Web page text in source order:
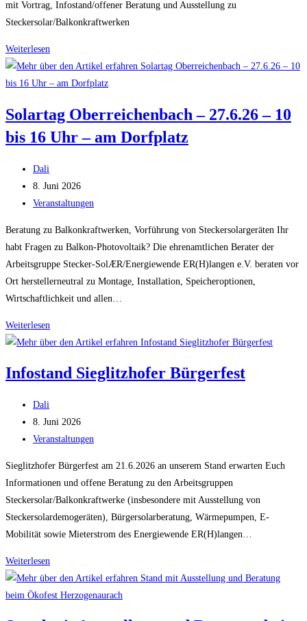
mit Vortrag, Infostand/offener Beratung und Ausstellung zu
Steckersolar/Balkonkraftwerken
Weiterlesen
und
E-
zum
Anfassen
Mobilitätstag
Buckenhof
Solartag Oberreichenbach – 27.6.26 – 10
bis 16 Uhr – am Dorfplatz
Beitrags-
Autor:
Dali
Beitrag
veröffentlicht:
8. Juni 2026
Beitrags-
Veranstaltungen
Beratung zu Balkonkraftwerken, Vorführung von Steckersolargeräten Ihr
habt Fragen zu Balkon-Photovoltaik? Die ehrenamtlichen Berater der
Arbeitsgruppe Stecker-SolÆR/Energiewende ER(H)langen e.V. beraten vor
Ort herstellerneutral zu Montage, Installation, Speicheroptionen,
Wirtschaftlichkeit und allen…
Weiterlesen
Oberreichenbach
27.6.26
bis
16
Uhr
am
Dorfplatz
Infostand Sieglitzhofer Bürgerfest
Beitrags-
Autor:
Dali
Beitrag
veröffentlicht:
8. Juni 2026
Beitrags-
Veranstaltungen
Sieglitzhofer Bürgerfest am 21.6.2026 an unserem Stand erwarten Euch
Informationen und offene Beratung zu den Arbeitsgruppen
Steckersolar/Balkonkraftwerke (insbesondere mit Ausstellung von
Steckersolardemogeräten), Bürgersolarberatung, Wärmepumpen, E-
Mobilität sowie Mieterstrom des Energiewende ER(H)langen…
Weiterlesen
Sieglitzhofer
Bürgerfest